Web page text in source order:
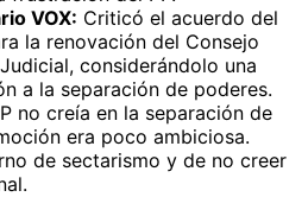
VOX: Criticó el acuerdo del
la renovación del Consejo
considerándolo una
a la separación de poderes.
no creía en la separación de
era poco ambiciosa.
de sectarismo y de no creer